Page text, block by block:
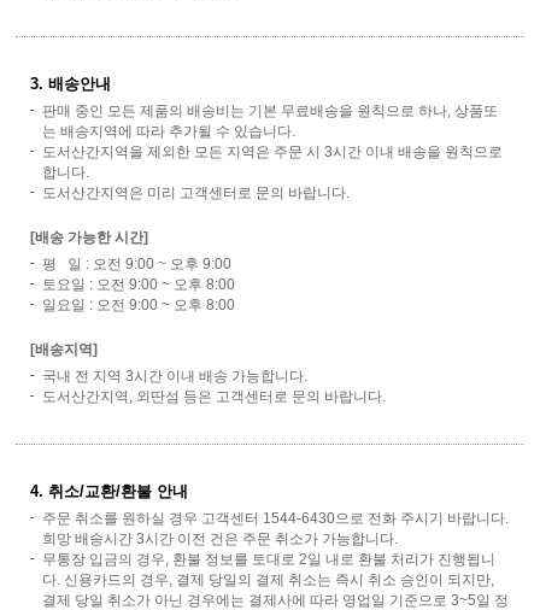
3. 배송안내
판매 중인 모든 제품의 배송비는 기본 무료배송을 원칙으로 하나, 상품또
는 배송지역에 따라 추가될 수 있습니다.
도서산간지역을 제외한 모든 지역은 주문 시 3시간 이내 배송을 원칙으로
합니다.
도서산간지역은 미리 고객센터로 문의 바랍니다.
[배송 가능한 시간]
평 일 : 오전 9:00 ~ 오후 9:00
토요일 : 오전 9:00 ~ 오후 8:00
일요일 : 오전 9:00 ~ 오후 8:00
[배송지역]
국내 전 지역 3시간 이내 배송 가능합니다.
도서산간지역, 외딴섬 등은 고객센터로 문의 바랍니다.
4. 취소/교환/환불 안내
주문 취소를 원하실 경우 고객센터 1544-6430으로 전화 주시기 바랍니다.
희망 배송시간 3시간 이전 건은 주문 취소가 가능합니다.
무통장 입금의 경우, 환불 정보를 토대로 2일 내로 환불 처리가 진행됩니
다. 신용카드의 경우, 결제 당일의 결제 취소는 즉시 취소 승인이 되지만,
결제 당일 취소가 아닌 경우에는 결제사에 따라 영업일 기준으로 3~5일 정